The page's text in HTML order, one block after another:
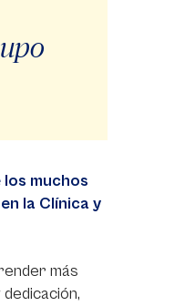
muchos
la Clínica y
más